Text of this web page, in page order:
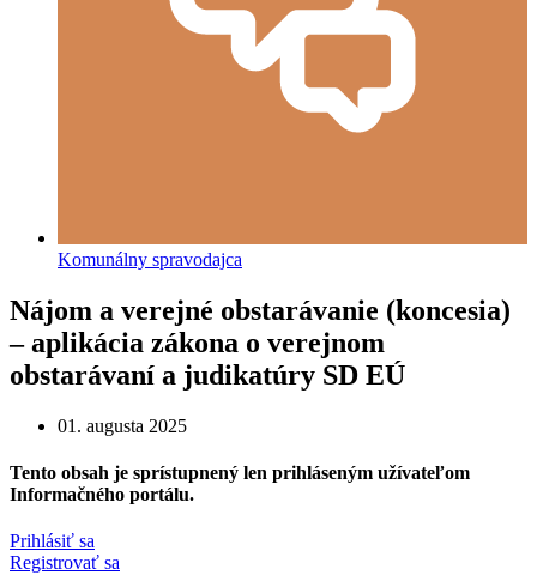
Komunálny spravodajca
Nájom a verejné obstarávanie (koncesia)
– aplikácia zákona o verejnom
obstarávaní a judikatúry SD EÚ
01. augusta 2025
Tento obsah je sprístupnený len prihláseným užívateľom
Informačného portálu.
Prihlásiť sa
Registrovať sa